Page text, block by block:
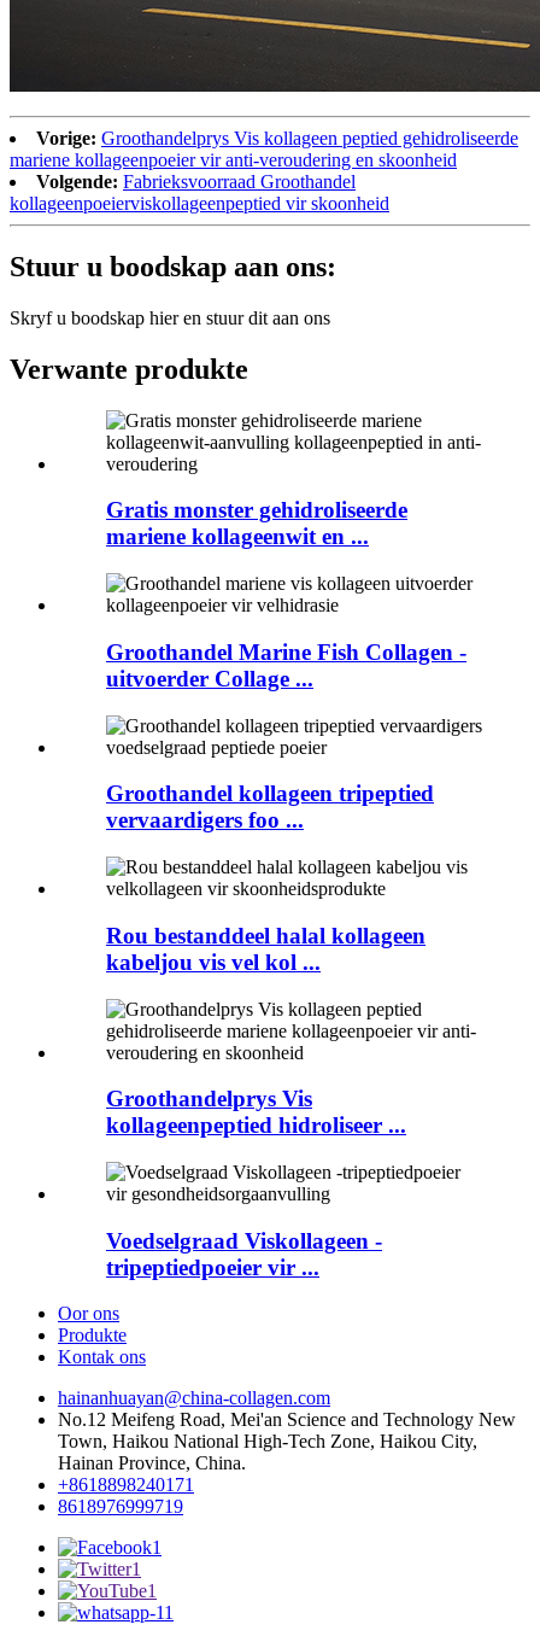
Vorige: Groothandelprys Vis kollageen peptied gehidroliseerde
mariene kollageenpoeier vir anti-veroudering en skoonheid
Volgende: Fabrieksvoorraad Groothandel
kollageenpoeierviskollageenpeptied vir skoonheid
Stuur u boodskap aan ons:
Skryf u boodskap hier en stuur dit aan ons
Verwante produkte
Gratis monster gehidroliseerde
mariene kollageenwit en ...
Groothandel Marine Fish Collagen -
uitvoerder Collage ...
Groothandel kollageen tripeptied
vervaardigers foo ...
Rou bestanddeel halal kollageen
kabeljou vis vel kol ...
Groothandelprys Vis
kollageenpeptied hidroliseer ...
Voedselgraad Viskollageen -
tripeptiedpoeier vir ...
Oor ons
Produkte
Kontak ons
hainanhuayan@china-collagen.com
No.12 Meifeng Road, Mei'an Science and Technology New
Town, Haikou National High-Tech Zone, Haikou City,
Hainan Province, China.
+8618898240171
8618976999719